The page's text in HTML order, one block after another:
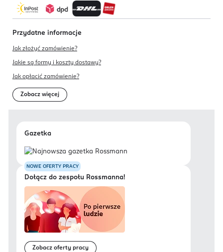
Przydatne informacje
Jak złożyć zamówienie?
Jakie są formy i koszty dostawy?
Jak opłacić zamówienie?
Zobacz więcej
Gazetka
NOWE OFERTY PRACY
Dołącz do zespołu Rossmanna!
Zobacz oferty pracy